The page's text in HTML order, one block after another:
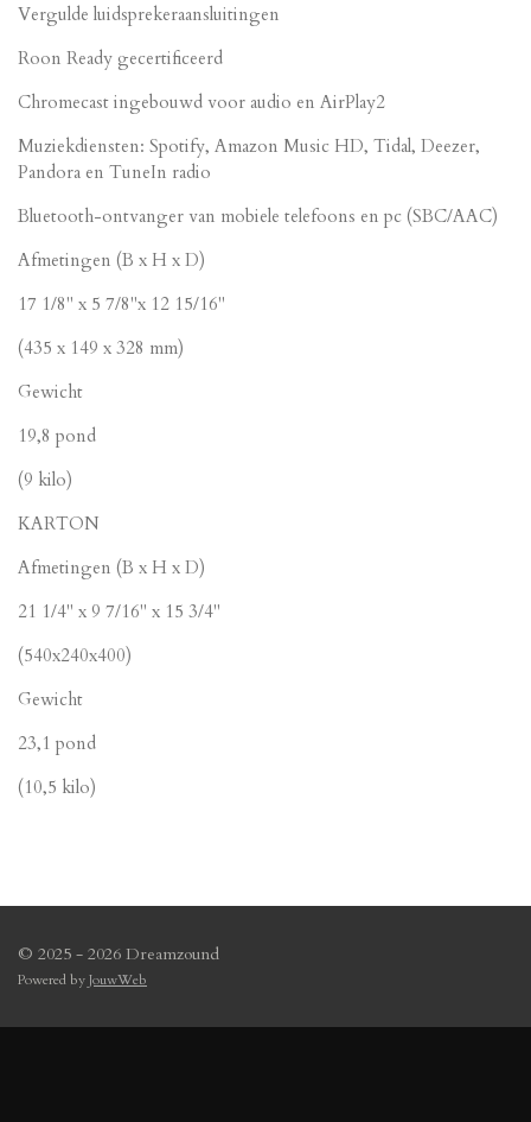
Vergulde luidsprekeraansluitingen
Roon Ready gecertificeerd
Chromecast ingebouwd voor audio en AirPlay2
Muziekdiensten: Spotify, Amazon Music HD, Tidal, Deezer,
Pandora en TuneIn radio
Bluetooth-ontvanger van mobiele telefoons en pc (SBC/AAC)
Afmetingen (B x H x D)
17 1/8" x 5 7/8"x 12 15/16"
(435 x 149 x 328 mm)
Gewicht
19,8 pond
(9 kilo)
KARTON
Afmetingen (B x H x D)
21 1/4" x 9 7/16" x 15 3/4"
(540x240x400)
Gewicht
23,1 pond
(10,5 kilo)
© 2025 - 2026 Dreamzound
Powered byJouwWeb